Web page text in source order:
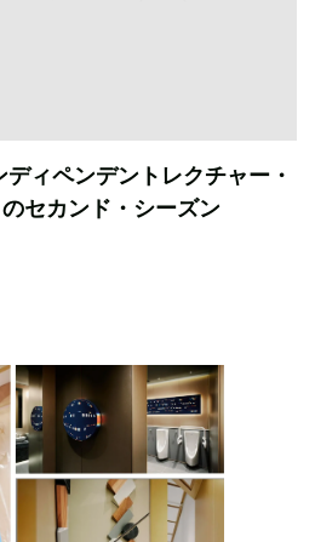
ィペンデントレクチャー・
セカンド・シーズン